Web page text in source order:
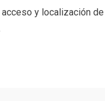
y localización